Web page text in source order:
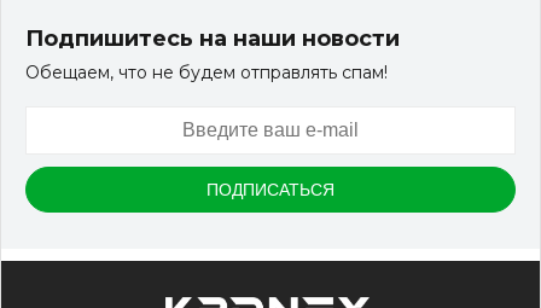
150*25*3000 мм
КУПИТЬ
Подпишитесь на наши новости
Обещаем, что не будем отправлять спам!